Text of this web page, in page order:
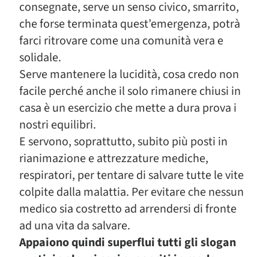
consegnate, serve un senso civico, smarrito,
che forse terminata quest’emergenza, potrà
farci ritrovare come una comunità vera e
solidale.
Serve mantenere la lucidità, cosa credo non
facile perché anche il solo rimanere chiusi in
casa è un esercizio che mette a dura prova i
nostri equilibri.
E servono, soprattutto, subito più posti in
rianimazione e attrezzature mediche,
respiratori, per tentare di salvare tutte le vite
colpite dalla malattia. Per evitare che nessun
medico sia costretto ad arrendersi di fronte
ad una vita da salvare.
Appaiono quindi superflui tutti gli slogan